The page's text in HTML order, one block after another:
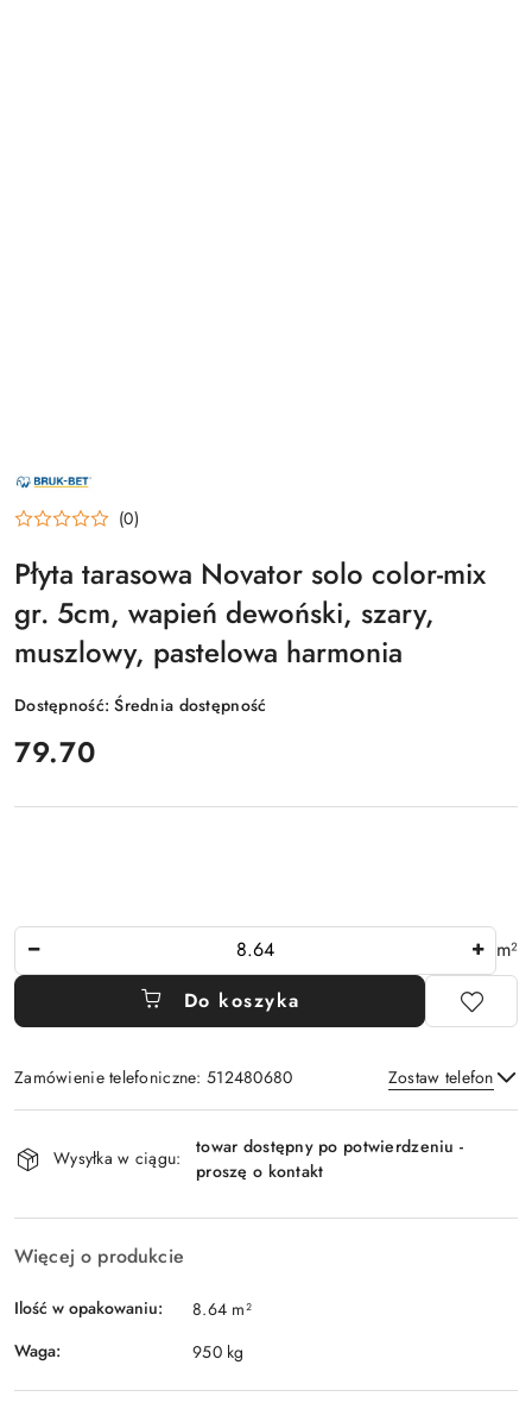
NAZWA
PRODUCENTA:
BRUK-
BET (0)
Płyta tarasowa Novator solo color-mix
gr. 5cm, wapień dewoński, szary,
muszlowy, pastelowa harmonia
Dostępność:Średnia dostępność
cena:
79.70
m²
Do koszyka
Zamówienie telefoniczne: 512480680 Zostaw telefon
Wyślij
i
Wysyłka w ciągu:
towar dostępny po potwierdzeniu -
proszę o kontakt
Więcej o produkcie
Ilość w opakowaniu:
8.64 m²
Waga:
950 kg